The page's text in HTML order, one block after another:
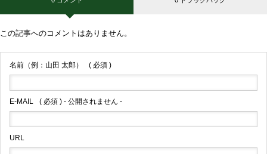
この記事へのコメントはありません。
名前（例：山田 太郎） ( 必須 )
E-MAIL ( 必須 ) - 公開されません -
URL